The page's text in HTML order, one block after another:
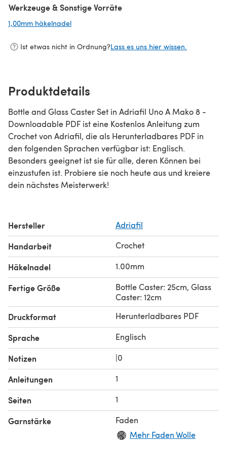
Werkzeuge & Sonstige Vorräte
1,00mm häkelnadel
Ist etwas nicht in Ordnung?Lass es uns hier wissen.
Produktdetails
Bottle and Glass Caster Set in Adriafil Uno A Mako 8 -
Downloadable PDF ist eine Kostenlos Anleitung zum
Crochet von Adriafil, die als Herunterladbares PDF in
den folgenden Sprachen verfügbar ist: Englisch.
Besonders geeignet ist sie für alle, deren Können bei
einzustufen ist. Probiere sie noch heute aus und kreiere
dein nächstes Meisterwerk!
Hersteller Adriafil
Handarbeit Crochet
Häkelnadel 1.00mm
Fertige Größe
Bottle Caster: 25cm, Glass
Caster: 12cm
Druckformat Herunterladbares PDF
Sprache Englisch
Notizen |0
Anleitungen 1
Seiten 1
Garnstärke
Faden
Mehr Faden Wolle